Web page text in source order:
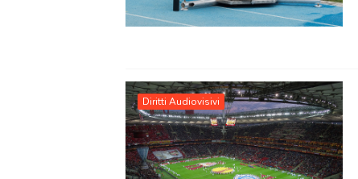
Diritti Audiovisivi